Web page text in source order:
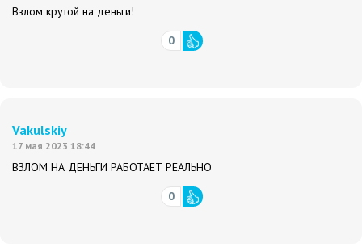
Взлом крутой на деньги!
0
Vakulskiy
17 мая 2023 18:44
ВЗЛОМ НА ДЕНЬГИ РАБОТАЕТ РЕАЛЬНО
0